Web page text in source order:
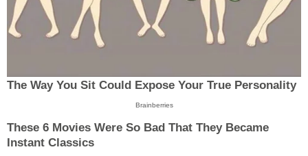
The Way You Sit Could Expose Your True Personality
Brainberries
These 6 Movies Were So Bad That They Became
Instant Classics